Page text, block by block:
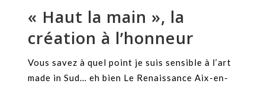
« Haut la main », la
création à l’honneur
Vous savez à quel point je suis sensible à l’art
made in Sud… eh bien Le Renaissance Aix-en-